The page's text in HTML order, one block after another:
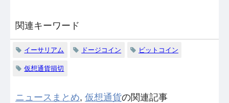
関連キーワード
イーサリアム ドージコイン ビットコイン
仮想通貨損切
ニュースまとめ, 仮想通貨の関連記事